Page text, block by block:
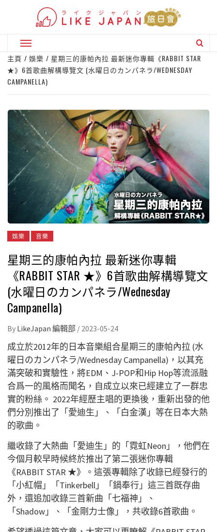
Primary
Menu
主頁 娛樂
星期三的康帕內拉 最新迷你專輯《RABBIT STAR
★》6首歌曲解構導覽文 (水曜日のカンパネラ/WEDNESDAY
CAMPANELLA)
娛樂 音樂
星期三的康帕內拉 最新迷你專輯
《RABBIT STAR ★》6首歌曲解構導覽文
(水曜日のカンパネラ/Wednesday
Campanella)
By LikeJapan 編輯部 / 2023-05-24
成立於2012年的日本音樂組合星期三的康帕內拉 (水
曜日のカンパネラ/Wednesday Campanella)，以其充
滿突破和實驗性，將EDM、J-POP和Hip Hop等流派融
合爲一的風格而聞名，自成立以來已經建立了一群忠
實的粉絲。 2022年經歷主唱的更換後，重新出發的他
們分別推出了「愛迪生」、「白金漢」等在日本大熱
的歌曲 。
繼收錄了大熱曲「愛迪生」的「霓虹Neon」，他們在
今個月較早時候終於推出了第二張迷你專輯
《RABBIT STAR ★》。這張專輯除了收錄已經發行的
「小紅帽」「Tinkerbell」「鍋奉行」這三首既存曲
外，還追加收錄三首新曲「七福神」、
「Shadow」、「金剛力士像」，共收錄6首歌曲。